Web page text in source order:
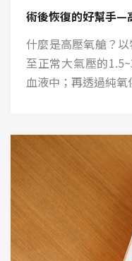
術後恢復的好幫手—
什麼是高壓氧艙？
至正常大氣壓的
血液中；再透過純氧